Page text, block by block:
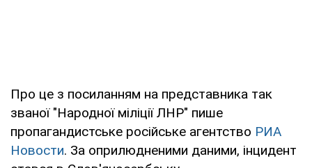
Про це з посиланням на представника так
званої "Народної міліції ЛНР" пише
пропагандистське російське агентство РИА
Новости. За оприлюдненими даними, інцидент